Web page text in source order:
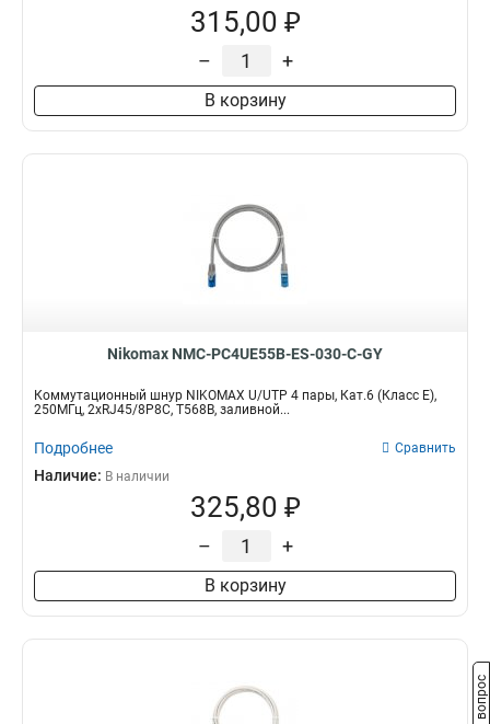
315,00 ₽
– +
В корзину
Nikomax NMC-PC4UE55B-ES-030-C-GY
Коммутационный шнур NIKOMAX U/UTP 4 пары, Кат.6 (Класс E),
250МГц, 2хRJ45/8P8C, T568B, заливной...
Подробнее Сравнить
Наличие: В наличии
325,80 ₽
– +
В корзину